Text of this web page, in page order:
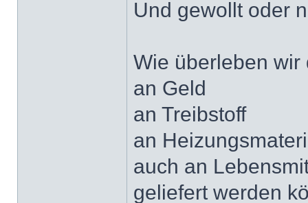
Und gewollt oder
Wie überleben
an Geld
an Treibstoff
an
auch an
geliefert werden